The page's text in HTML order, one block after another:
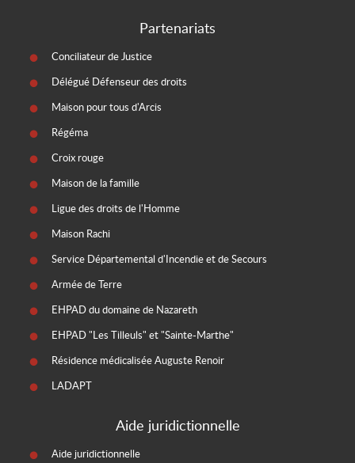
Partenariats
Conciliateur de Justice
Délégué Défenseur des droits
Maison pour tous d'Arcis
Régéma
Croix rouge
Maison de la famille
Ligue des droits de l'Homme
Maison Rachi
Service Départemental d'Incendie et de Secours
Armée de Terre
EHPAD du domaine de Nazareth
EHPAD "Les Tilleuls" et "Sainte-Marthe"
Résidence médicalisée Auguste Renoir
LADAPT
Aide juridictionnelle
Aide juridictionnelle